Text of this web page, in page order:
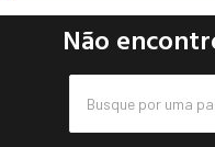
Não